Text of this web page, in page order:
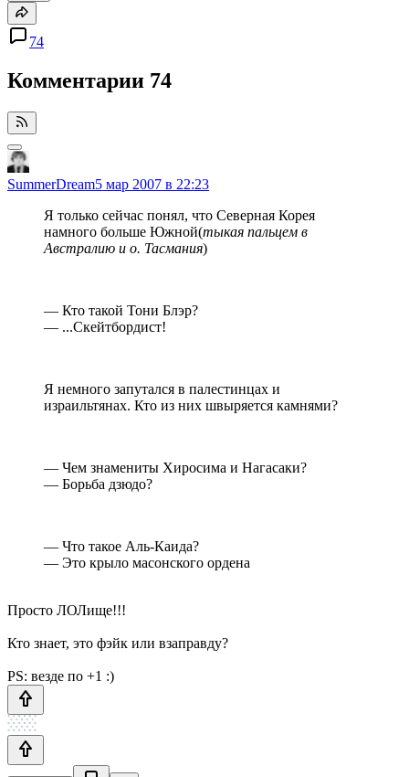
74
Комментарии 74
SummerDream5 мар 2007 в 22:23
Я только сейчас понял, что Северная Корея
намного больше Южной(тыкая пальцем в
Австралию и о. Тасмания)
— Кто такой Тони Блэр?
— ...Скейтбордист!
Я немного запутался в палестинцах и
израильтянах. Кто из них швыряется камнями?
— Чем знамениты Хиросима и Нагасаки?
— Борьба дзюдо?
— Что такое Аль-Каида?
— Это крыло масонского ордена
Просто ЛОЛище!!!
Кто знает, это фэйк или взаправду?
PS: везде по +1 :)